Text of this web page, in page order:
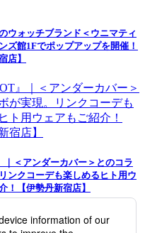
ウォッチブランド＜ウニマティ
ズ館1Fでポップアップを開催！
店】
｜＜アンダーカバー＞とのコラ
ンクコーデも楽しめるヒト用ウ
！【伊勢丹新宿店】